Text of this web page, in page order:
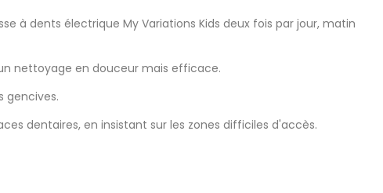
à dents électrique My Variations Kids deux fois par jour, matin
nettoyage en douceur mais efficace.
gencives.
dentaires, en insistant sur les zones difficiles d'accès.